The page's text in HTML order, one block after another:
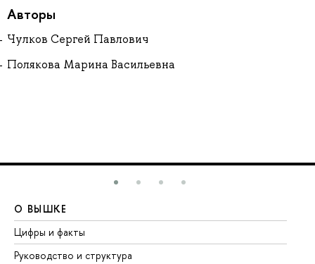
Авторы
Чулков Сергей Павлович
Полякова Марина Васильевна
О ВЫШКЕ
Цифры и факты
Руководство и структура